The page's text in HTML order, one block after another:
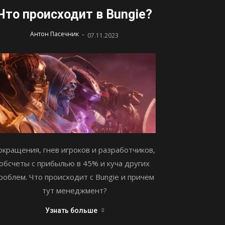
происходит в Bungie?
Антон Пасечник - 07.11.2023
гнев игроков и разработчиков,
с прибылью в 45% и куча других
Что происходит с Bungie и причем
тут менеджмент?
Узнать больше